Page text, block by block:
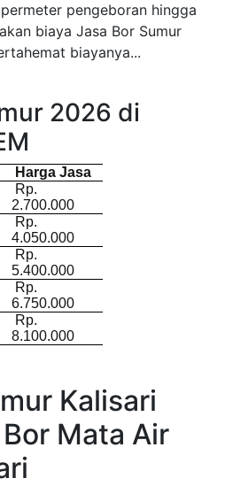
pengeboran hingga
biaya Jasa Bor Sumur
biayanya...
2026 di
Harga Jasa
Rp.
2.700.000
Rp.
4.050.000
Rp.
5.400.000
Rp.
6.750.000
Rp.
8.100.000
Kalisari
Mata Air